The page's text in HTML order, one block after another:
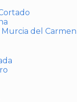
del Carmen